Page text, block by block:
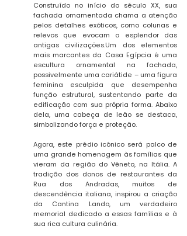
Construído no início do século XX, sua
fachada ornamentada chama a atenção
pelos detalhes exóticos, como colunas e
relevos que evocam o esplendor das
antigas civilizações.Um dos elementos
mais marcantes da Casa Egípcia é uma
escultura ornamental na fachada,
possivelmente uma cariátide – uma figura
feminina esculpida que desempenha
função estrutural, sustentando parte da
edificação com sua própria forma. Abaixo
dela, uma cabeça de leão se destaca,
simbolizando força e proteção.
Agora, este prédio icônico será palco de
uma grande homenagem às famílias que
vieram da região do Vêneto, na Itália. A
tradição dos donos de restaurantes da
Rua dos Andradas, muitos de
descendência italiana, inspirou a criação
da Cantina Lando, um verdadeiro
memorial dedicado a essas famílias e à
sua rica cultura culinária.